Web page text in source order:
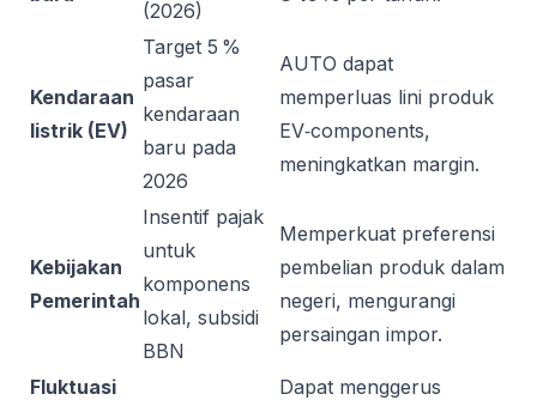
(2026)
Kendaraan
listrik (EV)
Target 5 %
pasar
kendaraan
baru pada
2026
AUTO dapat
memperluas lini produk
EV‑components,
meningkatkan margin.
Kebijakan
Pemerintah
Insentif pajak
untuk
komponens
lokal, subsidi
BBN
Memperkuat preferensi
pembelian produk dalam
negeri, mengurangi
persaingan impor.
Fluktuasi
Dapat menggerus